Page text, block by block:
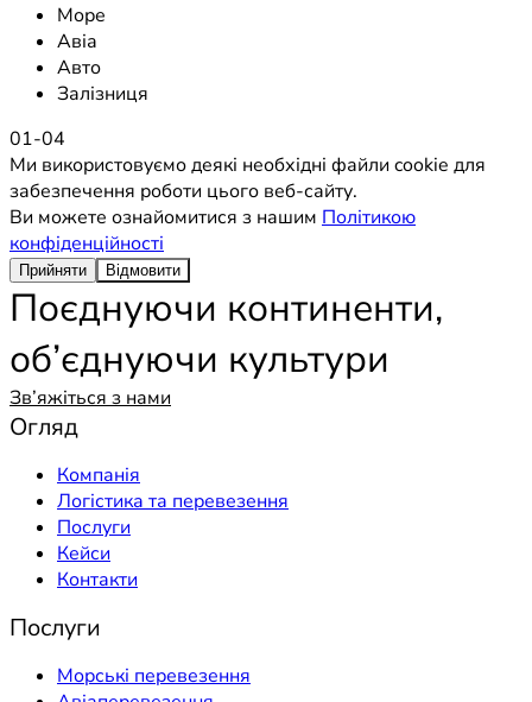
Море
Авіа
Авто
Залізниця
01-04
Ми використовуємо деякі необхідні файли cookie для
забезпечення роботи цього веб-сайту.
Ви можете ознайомитися з нашим Політикою
конфіденційності
Прийняти Відмовити
Поєднуючи континенти,
об’єднуючи культури
Зв’яжіться з нами
Огляд
Компанія
Логістика та перевезення
Послуги
Кейси
Контакти
Послуги
Морські перевезення